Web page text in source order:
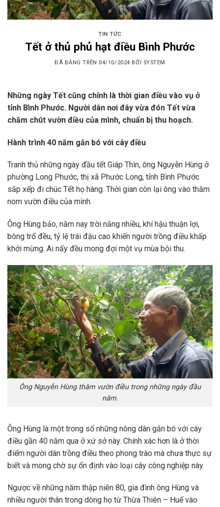
TIN TỨC
Tết ở thủ phủ hạt điều Bình Phước
ĐÃ ĐĂNG TRÊN 04/10/2024 BỞI SYSTEM
Những ngày Tết cũng chính là thời gian điều vào vụ ở
tỉnh Bình Phước. Người dân nơi đây vừa đón Tết vừa
chăm chút vườn điều của mình, chuẩn bị thu hoạch.
Hành trình 40 năm gắn bó với cây điều
Tranh thủ những ngày đầu tết Giáp Thìn, ông Nguyễn Hùng ở
phường Long Phước, thị xã Phước Long, tỉnh Bình Phước
sắp xếp đi chúc Tết họ hàng. Thời gian còn lại ông vào thăm
nom vườn điều của mình.
Ông Hùng bảo, năm nay trời nắng nhiều, khí hậu thuận lợi,
bông trổ đều, tỷ lệ trái đậu cao khiến người trồng điều khấp
khởi mừng. Ai nấy đều mong đợi một vụ mùa bội thu.
Ông Nguyễn Hùng thăm vườn điều trong những ngày đầu
năm.
Ông Hùng là một trong số những nông dân gắn bó với cây
điều gần 40 năm qua ở xứ sở này. Chính xác hơn là ở thời
điểm người dân trồng điều theo phong trào mà chưa thực sự
biết và mong chờ sự ổn định vào loại cây công nghiệp này.
Ngược về những năm thập niên 80, gia đình ông Hùng và
nhiều người thân trong dòng họ từ Thừa Thiên – Huế vào